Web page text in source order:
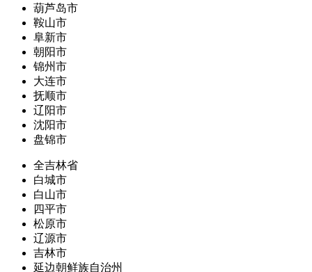
葫芦岛市
鞍山市
阜新市
朝阳市
锦州市
大连市
抚顺市
辽阳市
沈阳市
盘锦市
全吉林省
白城市
白山市
四平市
松原市
辽源市
吉林市
延边朝鲜族自治州